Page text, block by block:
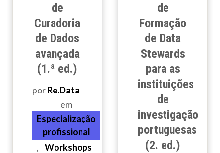
de
Curadoria
de Dados
avançada
(1.ª ed.)
porRe.Data
em
Especialização
profissional
, Workshops
de
Formação
de Data
Stewards
para as
instituições
de
investigação
portuguesas
(2. ed.)